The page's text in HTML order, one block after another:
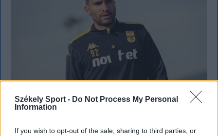
Székely Sport - Do Not Process My Personal
Information
If you wish to opt-out of the sale, sharing to third parties, or
Neves klubokban játszott a Sepsi OSK új
középhátvédje